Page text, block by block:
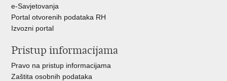
e-Savjetovanja
Portal otvorenih podataka RH
Izvozni portal
Pristup informacijama
Pravo na pristup informacijama
Zaštita osobnih podataka